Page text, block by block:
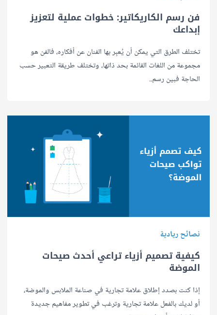
فن رسم الكاريكاتير: خطوات عملية لتعزيز
إبداعك
تختلف الطرق التي يمكن أن يُعبِر بها الفنان عن أفكاره، فالفن هو
مجموعة من اللغات القائمة بحد ذاتها، وتختلف طريقة التعبير حسب
الحاجة فبين رسم..
نصائح ريادية
كيفية تصميم أزياء تراعي أحدث صيحات
الموضة
إذا كنت بصدد إطلاق علامة تجارية في صناعة الملابس والموضة،
أو لديك بالفعل علامة تجارية وترغب في تطوير مفاهيم جديدة